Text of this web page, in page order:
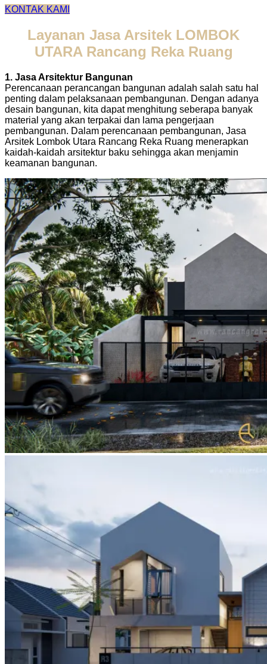
KONTAK KAMI
Layanan Jasa Arsitek LOMBOK
UTARA Rancang Reka Ruang
1. Jasa Arsitektur Bangunan
Perencanaan perancangan bangunan adalah salah satu hal
penting dalam pelaksanaan pembangunan. Dengan adanya
desain bangunan, kita dapat menghitung seberapa banyak
material yang akan terpakai dan lama pengerjaan
pembangunan. Dalam perencanaan pembangunan, Jasa
Arsitek Lombok Utara Rancang Reka Ruang menerapkan
kaidah-kaidah arsitektur baku sehingga akan menjamin
keamanan bangunan.